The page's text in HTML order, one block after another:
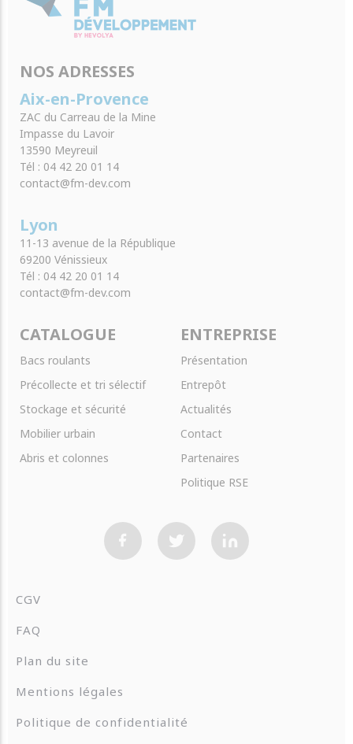
NOS ADRESSES
Aix-en-Provence
ZAC du Carreau de la Mine
Impasse du Lavoir
13590 Meyreuil
Tél : 04 42 20 01 14
contact@fm-dev.com
Lyon
11-13 avenue de la République
69200 Vénissieux
Tél : 04 42 20 01 14
contact@fm-dev.com
CATALOGUE
Bacs roulants
Précollecte et tri sélectif
Stockage et sécurité
Mobilier urbain
Abris et colonnes
ENTREPRISE
Présentation
Entrepôt
Actualités
Contact
Partenaires
Politique RSE
CGV
FAQ
Plan du site
Mentions légales
Politique de confidentialité